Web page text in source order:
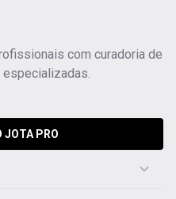
com curadoria de
JOTA PRO